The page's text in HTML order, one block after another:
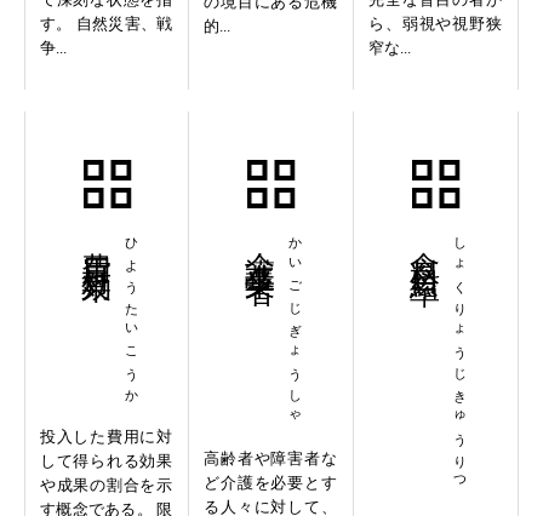
す。 自然災害、戦
争...
的...
ら、弱視や視野狭
窄な...
ひようたいこうか
投入した費用に対
して得られる効果
や成果の割合を示
す概念である。 限
かいごじぎょうしゃ
高齢者や障害者な
ど介護を必要とす
る人々に対して、
しょくりょうじきゅうりつ